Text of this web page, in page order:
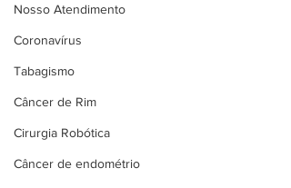
Nosso Atendimento
Coronavírus
Tabagismo
Câncer de Rim
Cirurgia Robótica
Câncer de endométrio